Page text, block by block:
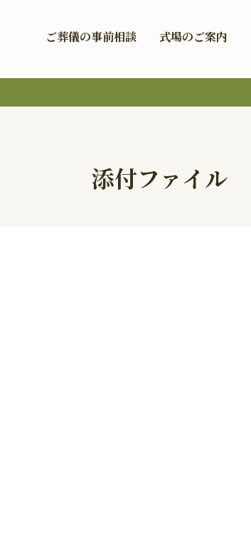
ご葬儀の事前相談 式場のご案内
添付ファイル